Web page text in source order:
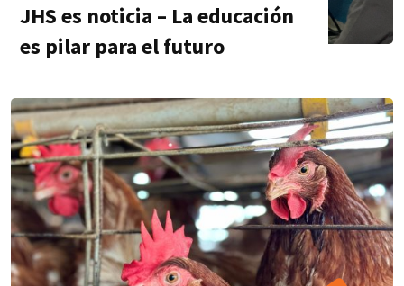
JHS es noticia – La educación
es pilar para el futuro